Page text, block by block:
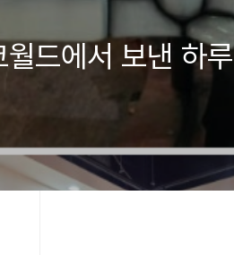
드에서 보낸 하루